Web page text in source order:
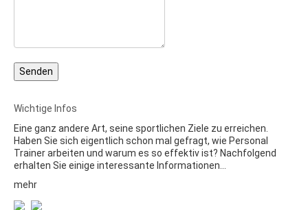
Wichtige Infos
Eine ganz andere Art, seine sportlichen Ziele zu erreichen.
Haben Sie sich eigentlich schon mal gefragt, wie Personal
Trainer arbeiten und warum es so effektiv ist? Nachfolgend
erhalten Sie einige interessante Informationen…
mehr